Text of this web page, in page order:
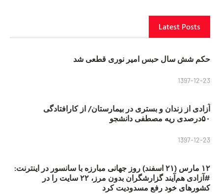
Latest Posts
حکم شش سال حبس امیر نوری قطعی شد
1397-12-23
آزادی از زندان و بستری در بیمارستان/ از کارافتادگی
۵۰درصدی ریه مصطفی دانشجو
1397-12-23
۱۲ مارس (۲۱ اسفند) روز جهانی مبارزه با سانسور در اینترنت:
#آزادی هم‌آیند گزارشگران‌ بدون مرز، ۲۲ سایت را در
کشورهای خود رفع مسدودیت کرد